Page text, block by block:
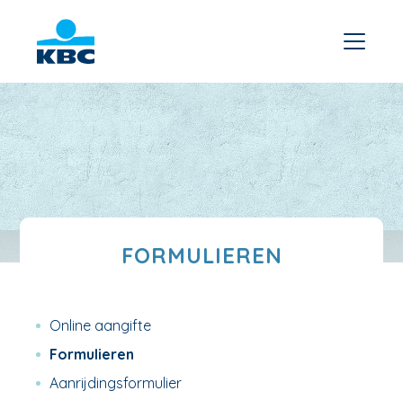
FORMULIEREN
Online aangifte
Formulieren
Aanrijdingsformulier